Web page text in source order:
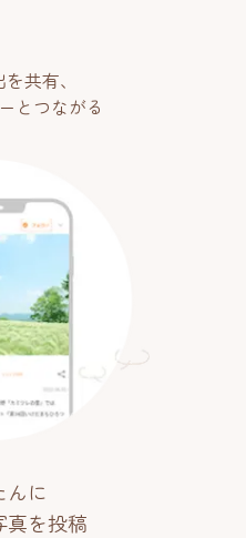
共有、
とつながる
んに
真を投稿